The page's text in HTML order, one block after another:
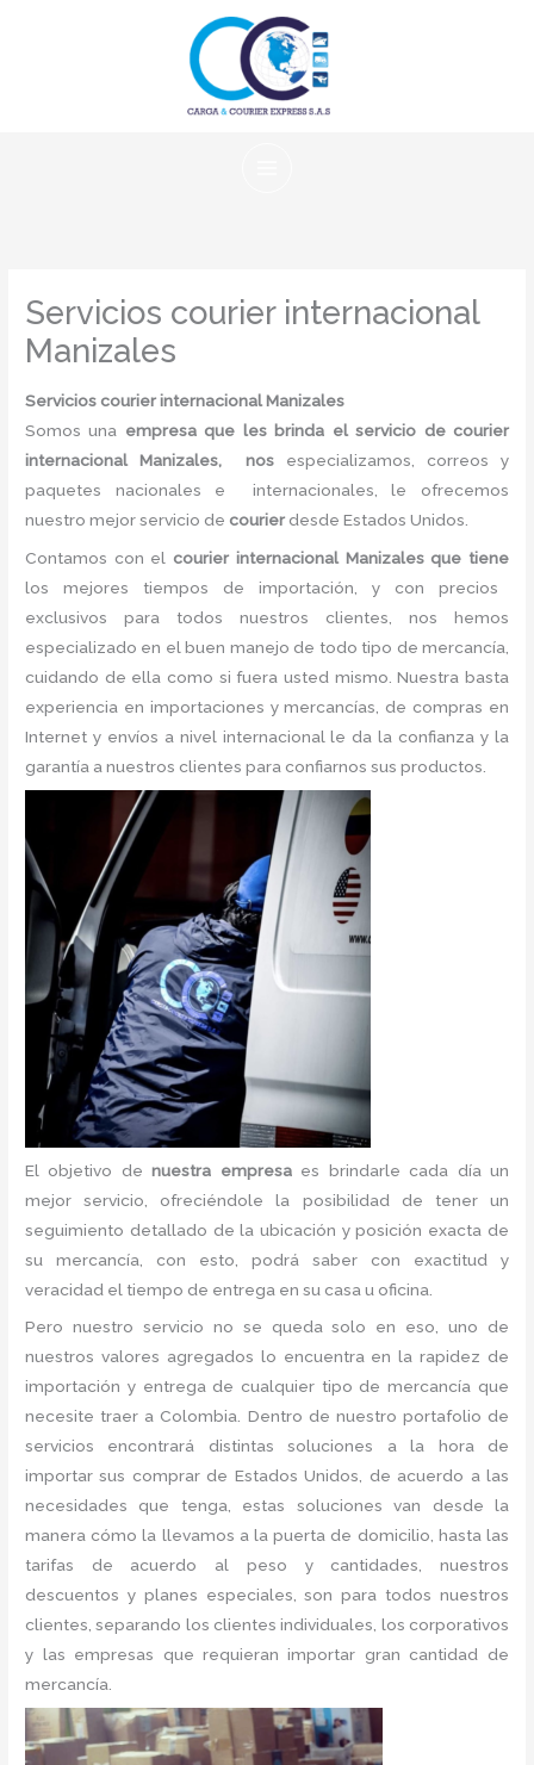
Servicios courier internacional
Manizales
Servicios courier internacional Manizales
Somos una empresa que les brinda el servicio de courier
internacional Manizales, nos especializamos, correos y
paquetes nacionales e internacionales, le ofrecemos
nuestro mejor servicio de courier desde Estados Unidos.
Contamos con el courier internacional Manizales que tiene
los mejores tiempos de importación, y con precios
exclusivos para todos nuestros clientes, nos hemos
especializado en el buen manejo de todo tipo de mercancía,
cuidando de ella como si fuera usted mismo. Nuestra basta
experiencia en importaciones y mercancías, de compras en
Internet y envíos a nivel internacional le da la confianza y la
garantía a nuestros clientes para confiarnos sus productos.
El objetivo denuestra empresa es brindarle cada día un
mejor servicio, ofreciéndole la posibilidad de tener un
seguimiento detallado de la ubicación y posición exacta de
su mercancía, con esto, podrá saber con exactitud y
veracidad el tiempo de entrega en su casa u oficina.
Pero nuestro servicio no se queda solo en eso, uno de
nuestros valores agregados lo encuentra en la rapidez de
importación y entrega de cualquier tipo de mercancía que
necesite traer a Colombia. Dentro de nuestro portafolio de
servicios encontrará distintas soluciones a la hora de
importar sus comprar de Estados Unidos, de acuerdo a las
necesidades que tenga, estas soluciones van desde la
manera cómo la llevamos a la puerta de domicilio, hasta las
tarifas de acuerdo al peso y cantidades, nuestros
descuentos y planes especiales, son para todos nuestros
clientes, separando los clientes individuales, los corporativos
y las empresas que requieran importar gran cantidad de
mercancía.